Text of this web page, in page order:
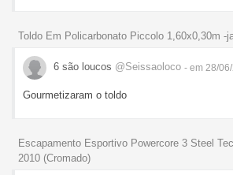
Toldo Em Policarbonato Piccolo 1,60x0,30m -
6 são loucos @Seissaoloco - em 28/
Gourmetizaram o toldo
Escapamento Esportivo Powercore 3 Steel
2010 (Cromado)